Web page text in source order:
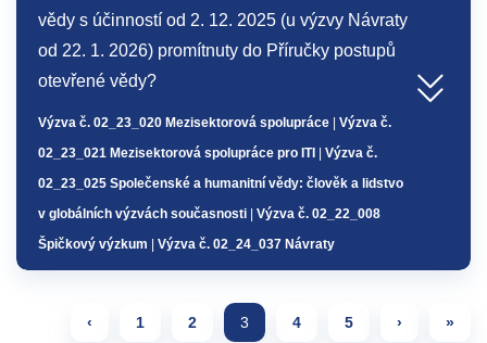
vědy s účinností od 2. 12. 2025 (u výzvy Návraty
od 22. 1. 2026) promítnuty do Příručky postupů
otevřené vědy?
Výzva č. 02_23_020 Mezisektorová spolupráce
Výzva č.
02_23_021 Mezisektorová spolupráce pro ITI
Výzva č.
02_23_025 Společenské a humanitní vědy: člověk a lidstvo
v globálních výzvách současnosti
Výzva č. 02_22_008
Špičkový výzkum
Výzva č. 02_24_037 Návraty
‹ Page
1 Page
2 Current Page
3 Page
4 Page
5 › »